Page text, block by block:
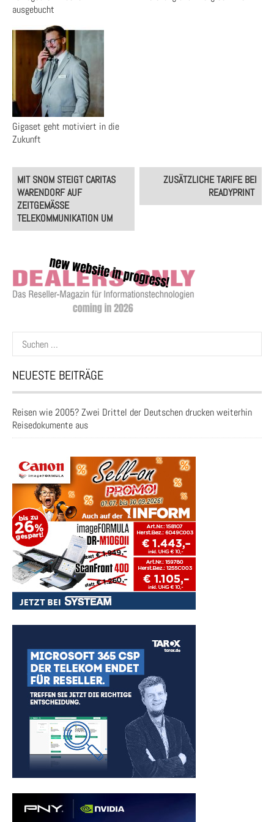
ausgebucht
Gigaset geht motiviert in die
Zukunft
Post
navigation
MIT SNOM STEIGT CARITAS
WARENDORF AUF
ZEITGEMÄSSE T
ELEKOMMUNIKATION UM
ZUSÄTZLICHE TARIFE BEI
READYPRINT
Suchen
nach:
NEUESTE BEITRÄGE
Reisen wie 2005? Zwei Drittel der Deutschen drucken weiterhin
Reisedokumente aus